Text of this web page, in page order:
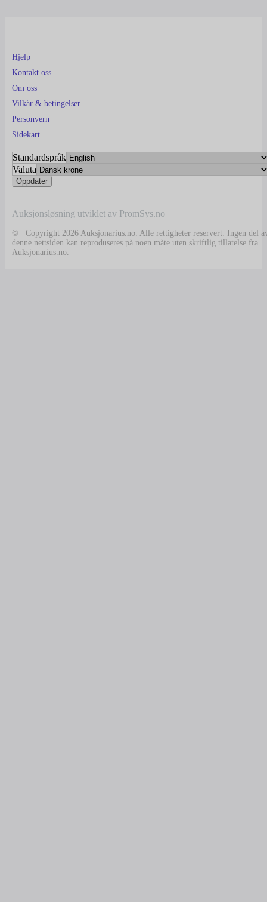
Hjelp
Kontakt oss
Om oss
Vilkår & betingelser
Personvern
Sidekart
Standardspråk
Valuta
Auksjonsløsning utviklet av PromSys.no
© Copyright 2026 Auksjonarius.no. Alle rettigheter reservert. Ingen del
denne nettsiden kan reproduseres på noen måte uten skriftlig tillatelse fra
Auksjonarius.no.